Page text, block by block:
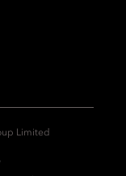
Limited